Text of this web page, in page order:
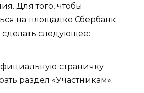
Для того, чтобы
на площадке Сбербанк
следующее:
страничку
раздел «Участникам»;